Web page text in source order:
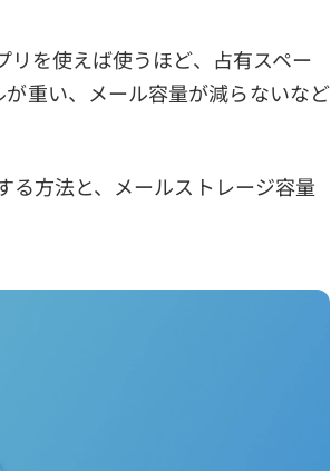
リを使えば使うほど、占有スペー
重い、メール容量が減らないなど
る方法と、メールストレージ容量